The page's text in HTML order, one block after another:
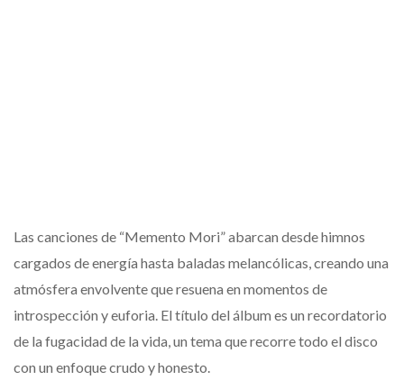
Las canciones de “Memento Mori” abarcan desde himnos
cargados de energía hasta baladas melancólicas, creando una
atmósfera envolvente que resuena en momentos de
introspección y euforia. El título del álbum es un recordatorio
de la fugacidad de la vida, un tema que recorre todo el disco
con un enfoque crudo y honesto.